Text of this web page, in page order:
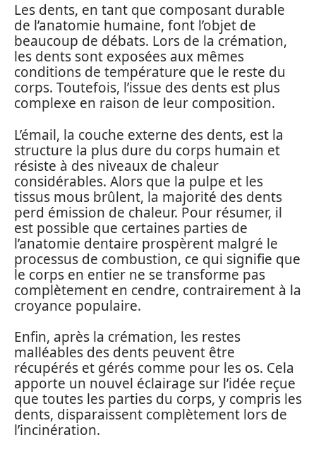
Les dents, en tant que composant durable
de l’anatomie humaine, font l’objet de
beaucoup de débats. Lors de la crémation,
les dents sont exposées aux mêmes
conditions de température que le reste du
corps. Toutefois, l’issue des dents est plus
complexe en raison de leur composition.
L’émail, la couche externe des dents, est la
structure la plus dure du corps humain et
résiste à des niveaux de chaleur
considérables. Alors que la pulpe et les
tissus mous brûlent, la majorité des dents
perd émission de chaleur. Pour résumer, il
est possible que certaines parties de
l’anatomie dentaire prospèrent malgré le
processus de combustion, ce qui signifie que
le corps en entier ne se transforme pas
complètement en cendre, contrairement à la
croyance populaire.
Enfin, après la crémation, les restes
malléables des dents peuvent être
récupérés et gérés comme pour les os. Cela
apporte un nouvel éclairage sur l’idée reçue
que toutes les parties du corps, y compris les
dents, disparaissent complètement lors de
l’incinération.